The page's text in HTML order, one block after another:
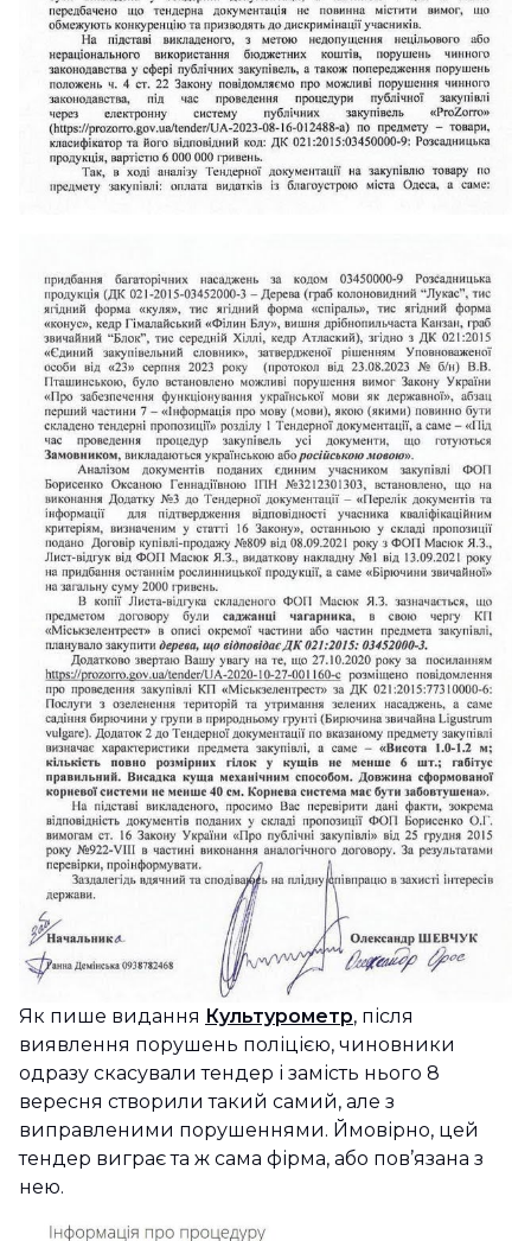
Як пише видання Культурометр, після
виявлення порушень поліцією, чиновники
одразу скасували тендер і замість нього 8
вересня створили такий самий, але з
виправленими порушеннями. Ймовірно, цей
тендер виграє та ж сама фірма, або пов’язана з
нею.